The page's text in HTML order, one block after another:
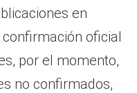
en
oficial
por el momento,
no confirmados,